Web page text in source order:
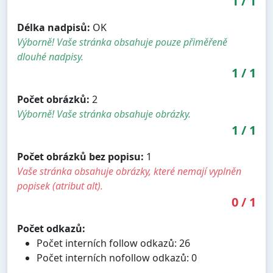
Délka nadpisů: OK
Výborně! Vaše stránka obsahuje pouze přiměřeně
dlouhé nadpisy.
1 / 1
Počet obrázků: 2
Výborně! Vaše stránka obsahuje obrázky.
1 / 1
Počet obrázků bez popisu: 1
Vaše stránka obsahuje obrázky, které nemají vyplněn
popisek (atribut alt).
0/ 1
Počet odkazů:
Počet interních follow odkazů: 26
Počet interních nofollow odkazů: 0